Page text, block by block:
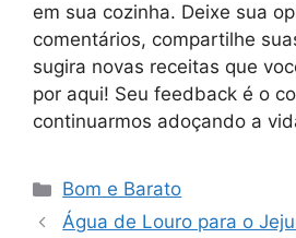
em sua cozinha. Deixe sua
comentários, compartilhe
sugira novas receitas que
por aqui! Seu feedback é o
continuarmos adoçando a
Categorias
Bom e Barato
Água de Louro para o